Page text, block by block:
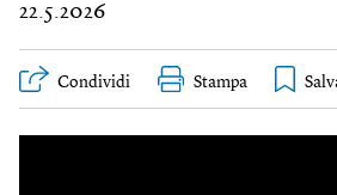
22.5.2026
Condividi Stampa